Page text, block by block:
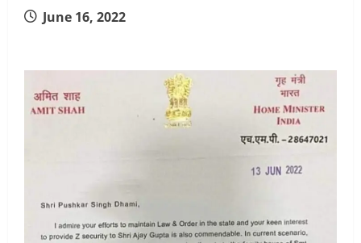
June 16, 2022